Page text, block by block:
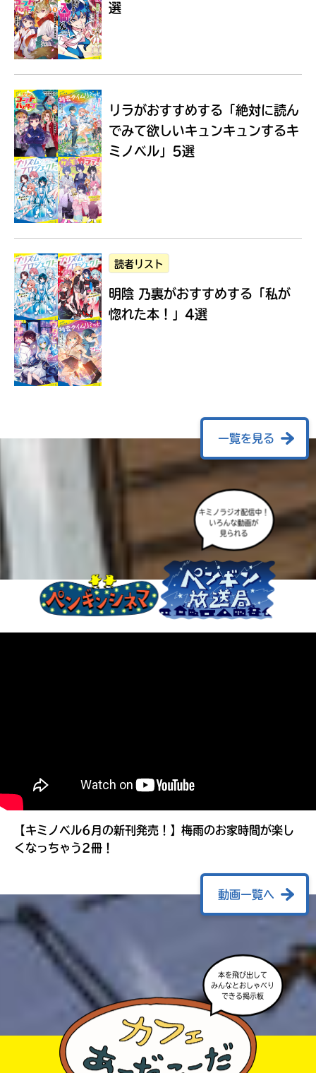
Loading...
選
リラがおすすめする 「絶対に読ん
でみて欲しいキュンキュンするキ
ミノベル」5選
読者リスト
明陰 乃裏がおすすめする 「私が
惚れた本！」4選
一覧を見る
キミノラジオ配信中！
いろんな動画が
見られる
【キミノベル6月の新刊発売！】梅雨のお家時間が楽し
くなっちゃう2冊！
動画一覧へ
みんなとおしゃべり
できる掲示板
に
エ
も
度
み
て
ね
る